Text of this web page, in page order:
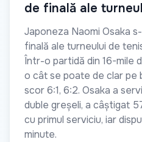
de finală ale
Japoneza Naomi Osaka
finală ale turneului de
Într-o partidă din 16-mile
o cât se poate de clar pe
scor 6:1, 6:2. Osaka a
duble greșeli, a câștigat
cu primul serviciu, iar
minute.